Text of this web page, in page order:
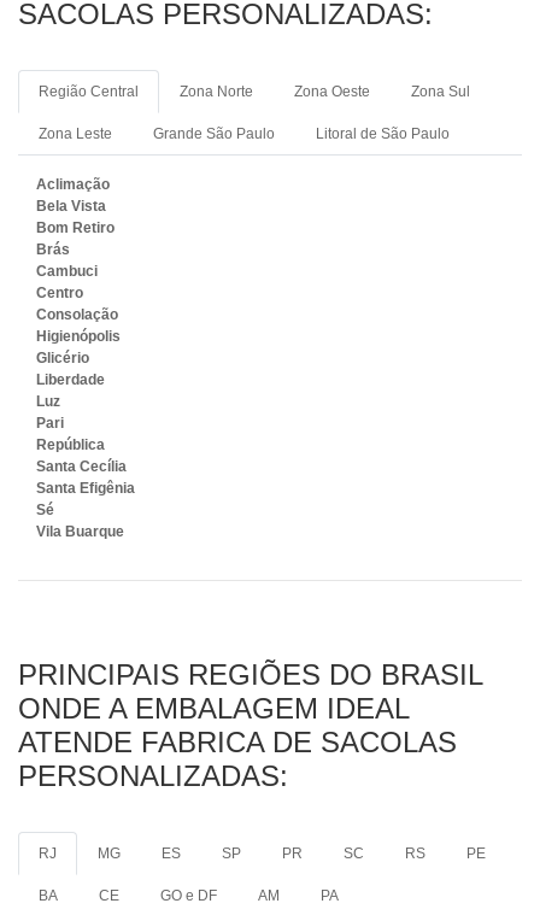
SACOLAS PERSONALIZADAS:
Região Central Zona Norte Zona Oeste Zona Sul
Zona Leste Grande São Paulo Litoral de São Paulo
Aclimação
Bela Vista
Bom Retiro
Brás
Cambuci
Centro
Consolação
Higienópolis
Glicério
Liberdade
Luz
Pari
República
Santa Cecília
Santa Efigênia
Sé
Vila Buarque
PRINCIPAIS REGIÕES DO BRASIL
ONDE A EMBALAGEM IDEAL
ATENDE FABRICA DE SACOLAS
PERSONALIZADAS:
RJ MG ES SP PR SC RS PE
BA CE GO e DF AM PA